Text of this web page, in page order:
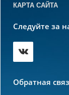
КАРТА САЙТА
Следуйте за
Обратная